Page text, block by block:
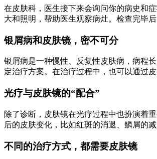
在皮肤科，医生接下来会询问你的病史和
大和照明，帮助医生观察病灶。检查完毕
银屑病和皮肤镜，密不可分
银屑病是一种慢性、反复性皮肤病，病程
定治疗方案。在治疗过程中，也可以通过
光疗与皮肤镜的“配合”
除了诊断，皮肤镜在光疗过程中也扮演着
后的皮肤变化，比如红斑的消退、鳞屑的
不同的治疗方式，都需要皮肤镜